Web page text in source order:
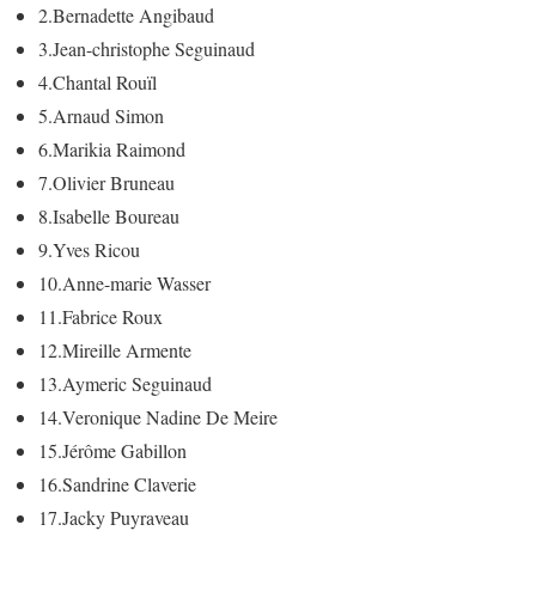
2.Bernadette Angibaud
3.Jean-christophe Seguinaud
4.Chantal Rouïl
5.Arnaud Simon
6.Marikia Raimond
7.Olivier Bruneau
8.Isabelle Boureau
9.Yves Ricou
10.Anne-marie Wasser
11.Fabrice Roux
12.Mireille Armente
13.Aymeric Seguinaud
14.Veronique Nadine De Meire
15.Jérôme Gabillon
16.Sandrine Claverie
17.Jacky Puyraveau